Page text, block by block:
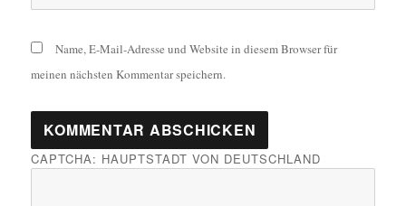
Name, E-Mail-Adresse und Website in diesem Browser für
meinen nächsten Kommentar speichern.
CAPTCHA: HAUPTSTADT VON DEUTSCHLAND